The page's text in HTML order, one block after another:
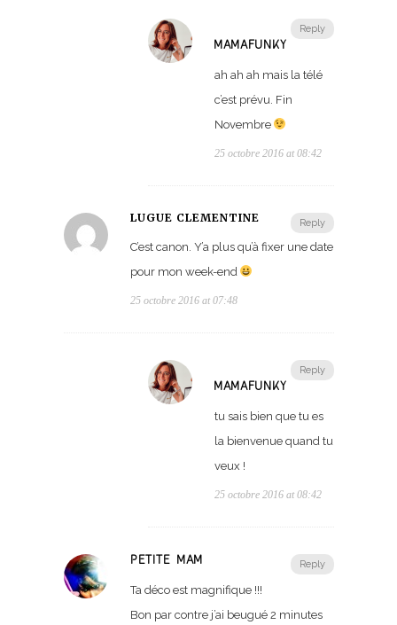
Reply
MAMAFUNKY
ah ah ah mais la télé
c’est prévu. Fin
Novembre
25 octobre 2016 at 08:42
Reply
LUGUÉ CLÉMENTINE
C’est canon. Y’a plus qu’à fixer une date
pour mon week-end
25 octobre 2016 at 07:48
Reply
MAMAFUNKY
tu sais bien que tu es
la bienvenue quand tu
veux !
25 octobre 2016 at 08:42
Reply
PETITE MAM
Ta déco est magnifique !!!
Bon par contre j’ai beugué 2 minutes